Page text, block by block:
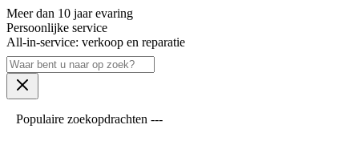
Meer dan 10 jaar evaring
Persoonlijke service
All-in-service: verkoop en reparatie
Populaire zoekopdrachten ---